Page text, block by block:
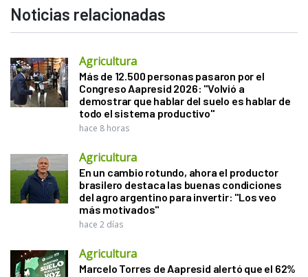
Noticias relacionadas
Agricultura
Más de 12.500 personas pasaron por el
Congreso Aapresid 2026: "Volvió a
demostrar que hablar del suelo es hablar de
todo el sistema productivo"
hace 8 horas
Agricultura
En un cambio rotundo, ahora el productor
brasilero destaca las buenas condiciones
del agro argentino para invertir: "Los veo
más motivados"
hace 2 días
Agricultura
Marcelo Torres de Aapresid alertó que el 62%